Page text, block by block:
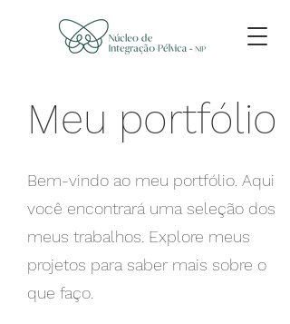
Meu portfólio
Bem-vindo ao meu portfólio. Aqui
você encontrará uma seleção dos
meus trabalhos. Explore meus
projetos para saber mais sobre o
que faço.